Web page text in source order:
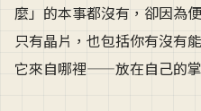
麼」的本事都沒有，卻因為
只有晶片，也包括你有沒
它來自哪裡——放在自己的掌